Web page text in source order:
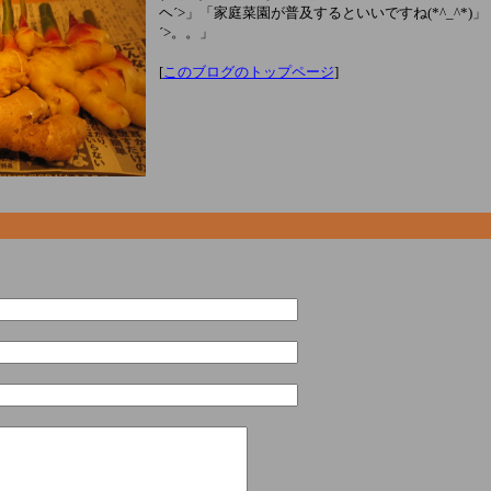
ヘ´>」「家庭菜園が普及するといいですね(*^_^*)
´>。。」
[このブログのトップページ]